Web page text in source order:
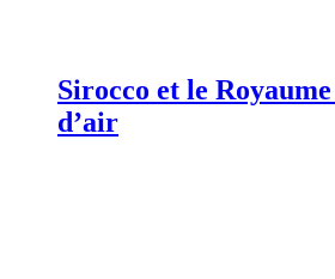
Sirocco et le
d’air